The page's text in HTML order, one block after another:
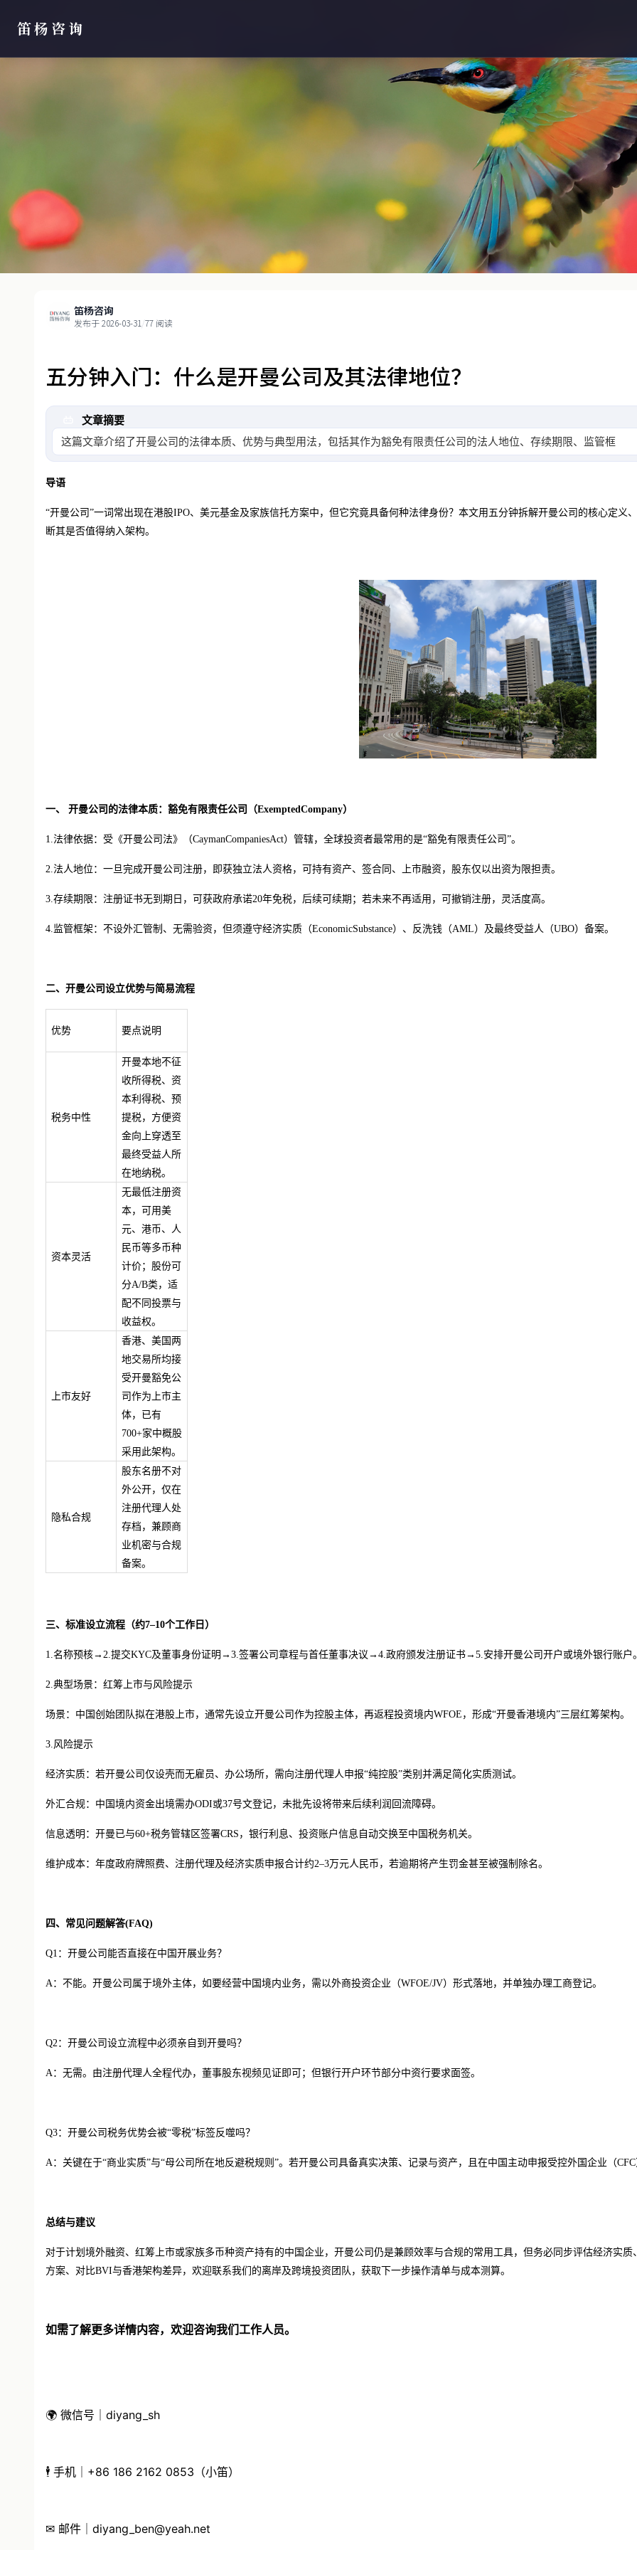
笛杨咨询
笛杨咨询
发布于 2026-03-31/77 阅读
五分钟入门：什么是开曼公司及其法律地位？
文章摘要
这篇文章介绍了开曼公司的法律本质、优势与典型用法，包括其作为豁免有限责任公司的法人地位、存续期限、监管框架
导语
“开曼公司”一词常出现在港股IPO、 美元基金及家族信托方案中，但它究竟具备何种法律身份？本文用五分钟拆解开曼公司的核心定义
断其是否值得纳入架构。
一、 开曼公司的法律本质：豁免有限责任公司（ExemptedCompany）
1.法律依据：受《开曼公司法》（CaymanCompaniesAct）管辖，全球投资者最常用的是“豁免有限责任公司”。
2.法人地位：一旦完成开曼公司注册，即获独立法人资格，可持有资产、签合同、上市融资，股东仅以出资为限担责。
3.存续期限：注册证书无到期日，可获政府承诺20年免税，后续可续期；若未来不再适用，可撤销注册，灵活度高。
4.监管框架：不设外汇管制、无需验资，但须遵守经济实质（EconomicSubstance）、反洗钱（AML）及最终受益人（UBO）备案。
二、开曼公司设立优势与简易流程
优势 要点说明
税务中性
开曼本地不征
收所得税、资
本利得税、预
提税，方便资
金向上穿透至
最终受益人所
在地纳税。
资本灵活
无最低注册资
本，可用美
元、港币、人
民币等多币种
计价；股份可
分A/B类，适
配不同投票与
收益权。
上市友好
香港、美国两
地交易所均接
受开曼豁免公
司作为上市主
体，已有
700+家中概股
采用此架构。
隐私合规
股东名册不对
外公开，仅在
注册代理人处
存档，兼顾商
业机密与合规
备案。
三、标准设立流程（约7–10个工作日）
1.名称预核→2.提交KYC及董事身份证明→3.签署公司章程与首任董事决议→4.政府颁发注册证书→5.安排开曼公司开户或境外银行账户
2.典型场景：红筹上市与风险提示
场景：中国创始团队拟在港股上市，通常先设立开曼公司作为控股主体，再返程投资境内WFOE，形成“开曼香港境内”三层红筹架构。
3.风险提示
经济实质：若开曼公司仅设壳而无雇员、办公场所，需向注册代理人申报“纯控股”类别并满足简化实质测试。
外汇合规：中国境内资金出境需办ODI或37号文登记，未批先设将带来后续利润回流障碍。
信息透明：开曼已与60+税务管辖区签署CRS，银行利息、投资账户信息自动交换至中国税务机关。
维护成本：年度政府牌照费、注册代理及经济实质申报合计约2–3万元人民币，若逾期将产生罚金甚至被强制除名。
四、常见问题解答(FAQ)
Q1：开曼公司能否直接在中国开展业务？
A：不能。开曼公司属于境外主体，如要经营中国境内业务，需以外商投资企业（WFOE/JV）形式落地，并单独办理工商登记。
Q2：开曼公司设立流程中必须亲自到开曼吗？
A：无需。由注册代理人全程代办，董事股东视频见证即可；但银行开户环节部分中资行要求面签。
Q3：开曼公司税务优势会被“零税”标签反噬吗？
A：关键在于“商业实质”与“母公司所在地反避税规则”。若开曼公司具备真实决策、记录与资产，且在中国主动申报受控外国企业（
总结与建议
对于计划境外融资、红筹上市或家族多币种资产持有的中国企业，开曼公司仍是兼顾效率与合规的常用工具，但务必同步评估经济实
方案、对比BVI与香港架构差异，欢迎联系我们的离岸及跨境投资团队，获取下一步操作清单与成本测算。
如需了解更多详情内容，欢迎咨询我们工作人员。
🌍 微信号｜diyang_sh
🕴 手机｜+86 186 2162 0853（小笛）
✉ 邮件｜diyang_ben@yeah.net